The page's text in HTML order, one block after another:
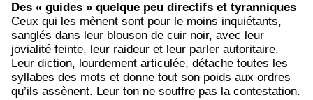
Des « guides » quelque peu directifs et tyranniques
Ceux qui les mènent sont pour le moins inquiétants,
sanglés dans leur blouson de cuir noir, avec leur
jovialité feinte, leur raideur et leur parler autoritaire.
Leur diction, lourdement articulée, détache toutes les
syllabes des mots et donne tout son poids aux ordres
qu’ils assènent. Leur ton ne souffre pas la contestation.